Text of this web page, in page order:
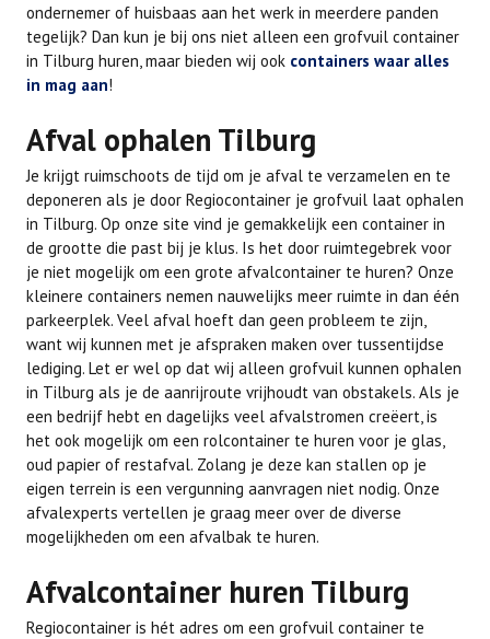
ondernemer of huisbaas aan het werk in meerdere panden
tegelijk? Dan kun je bij ons niet alleen een grofvuil container
in Tilburg huren, maar bieden wij ook containers waar alles
in mag aan!
Afval ophalen Tilburg
Je krijgt ruimschoots de tijd om je afval te verzamelen en te
deponeren als je door Regiocontainer je grofvuil laat ophalen
in Tilburg. Op onze site vind je gemakkelijk een container in
de grootte die past bij je klus. Is het door ruimtegebrek voor
je niet mogelijk om een grote afvalcontainer te huren? Onze
kleinere containers nemen nauwelijks meer ruimte in dan één
parkeerplek. Veel afval hoeft dan geen probleem te zijn,
want wij kunnen met je afspraken maken over tussentijdse
lediging. Let er wel op dat wij alleen grofvuil kunnen ophalen
in Tilburg als je de aanrijroute vrijhoudt van obstakels. Als je
een bedrijf hebt en dagelijks veel afvalstromen creëert, is
het ook mogelijk om een rolcontainer te huren voor je glas,
oud papier of restafval. Zolang je deze kan stallen op je
eigen terrein is een vergunning aanvragen niet nodig. Onze
afvalexperts vertellen je graag meer over de diverse
mogelijkheden om een afvalbak te huren.
Afvalcontainer huren Tilburg
Regiocontainer is hét adres om een grofvuil container te